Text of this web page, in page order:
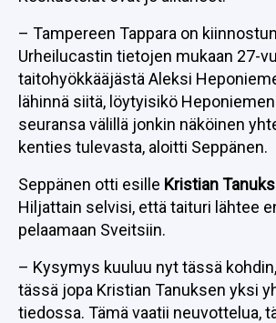
– Tampereen Tappara on
Urheilucastin tietojen mukaan 27-
taitohyökkääjästä Aleksi
lähinnä siitä, löytyisikö
seuransa välillä jonkin näköinen
kenties tulevasta, aloitti Seppänen.
Seppänen otti esille Kristian
Hiljattain selvisi, että taituri lähtee
pelaamaan Sveitsiin.
– Kysymys kuuluu nyt tässä
tässä jopa Kristian Tanuksen yksi
tiedossa. Tämä vaatii neuvottelua,